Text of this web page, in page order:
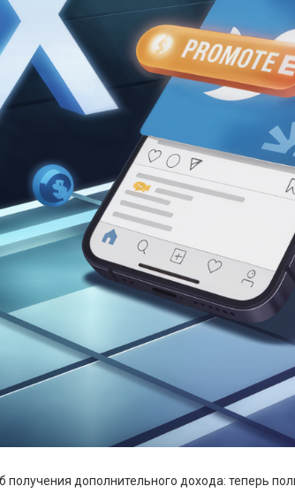
получения дополнительного дохода: теперь